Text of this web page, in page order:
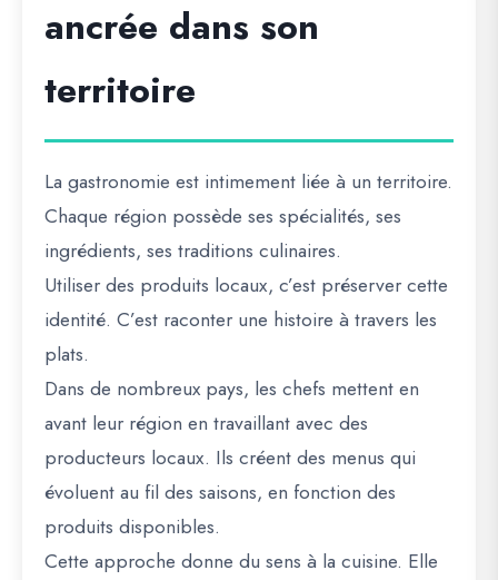
ancrée dans son
territoire
La gastronomie est intimement liée à un territoire.
Chaque région possède ses spécialités, ses
ingrédients, ses traditions culinaires.
Utiliser des produits locaux, c’est préserver cette
identité. C’est raconter une histoire à travers les
plats.
Dans de nombreux pays, les chefs mettent en
avant leur région en travaillant avec des
producteurs locaux. Ils créent des menus qui
évoluent au fil des saisons, en fonction des
produits disponibles.
Cette approche donne du sens à la cuisine. Elle